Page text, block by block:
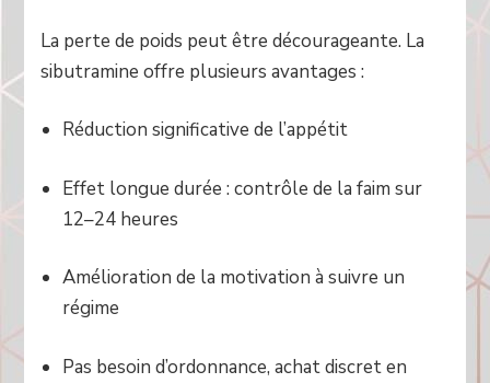
La perte de poids peut être décourageante. La
sibutramine offre plusieurs avantages :
Réduction significative de l’appétit
Effet longue durée : contrôle de la faim sur
12–24 heures
Amélioration de la motivation à suivre un
régime
Pas besoin d’ordonnance, achat discret en